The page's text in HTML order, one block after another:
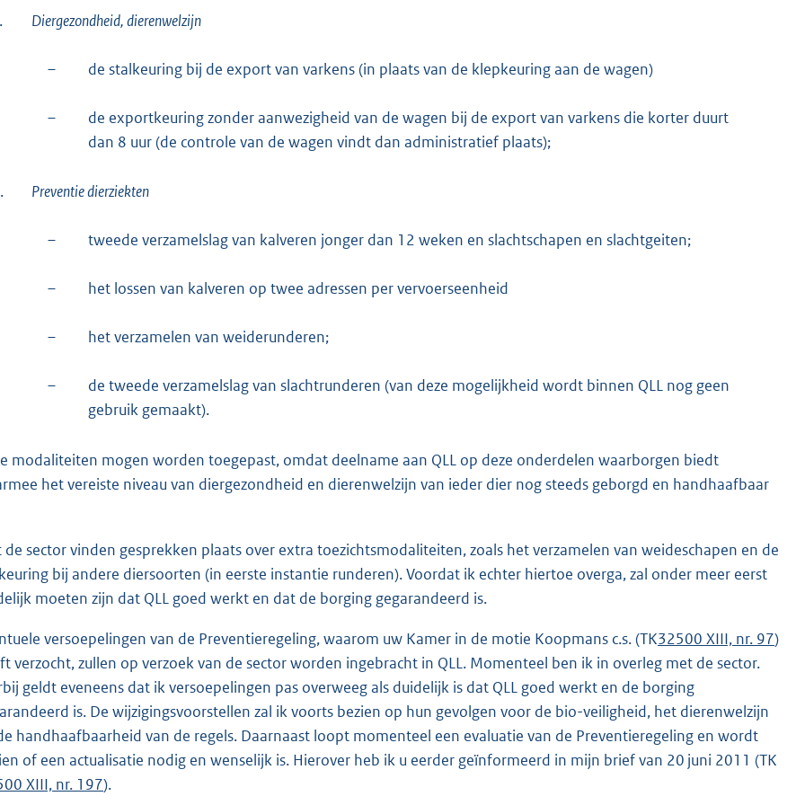
Diergezondheid, dierenwelzijn
– de stalkeuring bij de export van varkens (in plaats van de klepkeuring aan de wagen)
–
de exportkeuring zonder aanwezigheid van de wagen bij de export van varkens die korter duurt
dan 8 uur (de controle van de wagen vindt dan administratief plaats);
Preventie dierziekten
– tweede verzamelslag van kalveren jonger dan 12 weken en slachtschapen en slachtgeiten;
– het lossen van kalveren op twee adressen per vervoerseenheid
– het verzamelen van weiderunderen;
–
de tweede verzamelslag van slachtrunderen (van deze mogelijkheid wordt binnen QLL nog geen
gebruik gemaakt).
modaliteiten mogen worden toegepast, omdat deelname aan QLL op deze onderdelen waarborgen biedt
het vereiste niveau van diergezondheid en dierenwelzijn van ieder dier nog steeds geborgd en handhaafbaar
de sector vinden gesprekken plaats over extra toezichtsmodaliteiten, zoals het verzamelen van weideschapen en de
bij andere diersoorten (in eerste instantie runderen). Voordat ik echter hiertoe overga, zal onder meer eerst
moeten zijn dat QLL goed werkt en dat de borging gegarandeerd is.
versoepelingen van de Preventieregeling, waarom uw Kamer in de motie Koopmans c.s. (TK32500 XIII, nr. 97)
verzocht, zullen op verzoek van de sector worden ingebracht in QLL. Momenteel ben ik in overleg met de sector.
geldt eveneens dat ik versoepelingen pas overweeg als duidelijk is dat QLL goed werkt en de borging
is. De wijzigingsvoorstellen zal ik voorts bezien op hun gevolgen voor de bio-veiligheid, het dierenwelzijn
handhaafbaarheid van de regels. Daarnaast loopt momenteel een evaluatie van de Preventieregeling en wordt
of een actualisatie nodig en wenselijk is. Hierover heb ik u eerder geïnformeerd in mijn brief van 20 juni 2011 (TK
XIII, nr. 197).